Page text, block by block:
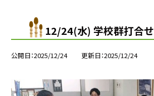
12/24(水) 学校群打合せ
公開日 2025/12/24 更新日 2025/12/24